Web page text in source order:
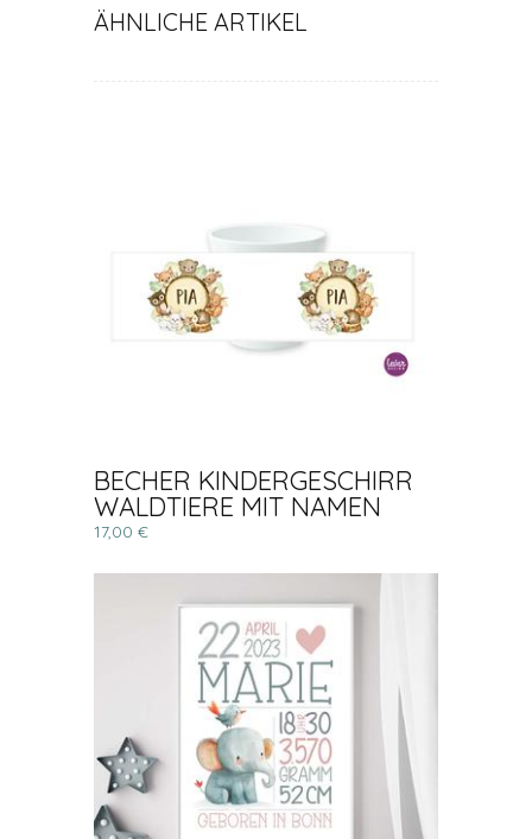
ÄHNLICHE ARTIKEL
BECHER KINDERGESCHIRR
WALDTIERE MIT NAMEN
17,00 €